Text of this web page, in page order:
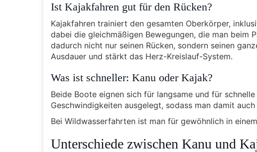
Ist Kajakfahren gut für den Rücken?
Kajakfahren trainiert den gesamten Oberkörper,
dabei die gleichmäßigen Bewegungen, die man beim
dadurch nicht nur seinen Rücken, sondern seinen
Ausdauer und stärkt das Herz-Kreislauf-System.
Was ist schneller: Kanu oder Kajak?
Beide Boote eignen sich für langsame und für
Geschwindigkeiten ausgelegt, sodass man damit
Bei Wildwasserfahrten ist man für gewöhnlich in
Unterschiede zwischen Kanu und